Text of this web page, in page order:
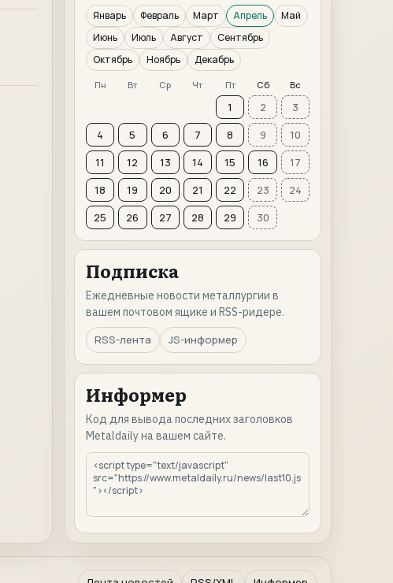
Январь
Февраль Март Апрель
Май
Июнь
Июль Август
Сентябрь
Октябрь
Ноябрь Декабрь
Пн Вт Ср Чт Пт Сб Вс
1 2
3
4
5 6 7 8 9
10
11
12 13 14 15 16
17
18
19 20 21 22 23
24
25
26 27 28 29 30
Подписка
Ежедневные новости металлургии в
вашем почтовом ящике и RSS-ридере.
RSS-лента
JS-информер
Информер
Код для вывода последних заголовков
Metaldaily на вашем сайте.